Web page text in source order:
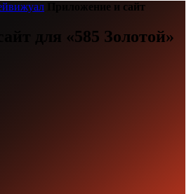
Приложение и сайт
для «585 Золотой»